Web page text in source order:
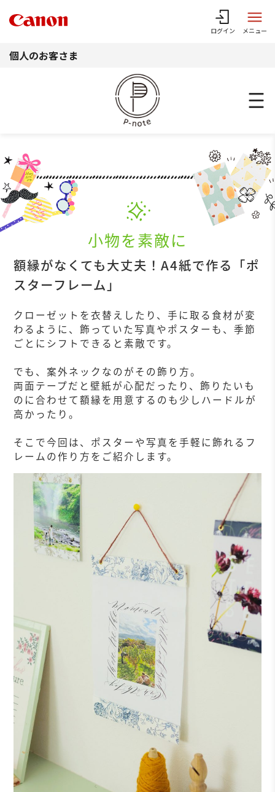
ログイン メニュー
個人のお客さま
小物を素敵に
額縁がなくても大丈夫！A4紙で作る「ポ
スターフレーム」
クローゼットを衣替えしたり、手に取る食材が変
わるように、飾っていた写真やポスターも、季節
ごとにシフトできると素敵です。
でも、案外ネックなのがその飾り方。
両面テープだと壁紙が心配だったり、飾りたいも
のに合わせて額縁を用意するのも少しハードルが
高かったり。
そこで今回は、ポスターや写真を手軽に飾れるフ
レームの作り方をご紹介します。